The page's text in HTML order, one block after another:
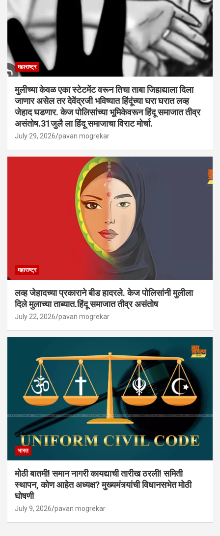
महाराष्ट्र
मुलीच्या केवळ एका स्टेटमेंट वरून तिचा ताबा जिहाद्याला दिला
जाणार असेल तर देवेंद्रजी भविष्यात हिंदूंच्या घरा घरात लव्ह
जेहाद घडणार. केज पोलिसांच्या भूमिकेवरून हिंदू समाजात तीव्र
असंतोष.31जुलै ला हिंदू समाजाचा विराट मोर्चा.
July 29, 2026 pavan mogrekar
महाराष्ट्र
लव्ह जेहादच्या प्रकाराने बीड हादरले. केज पोलिसांनी मुलीला
दिले मुलाच्या ताब्यात.हिंदू समाजात तीव्र असंतोष
July 22, 2026 pavan mogrekar
भारत
मोठी बातमी! समान नागरी कायद्याची तारीख ठरली! समिती
स्थापन, कोण आहेत अध्यक्ष? मुख्यमंत्र्यांची विधानसभेत मोठी
घोषणी
July 9, 2026 pavan mogrekar